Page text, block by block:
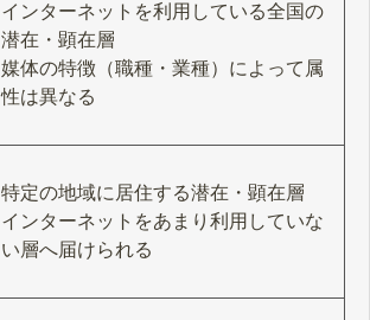
インターネットを利用している全国の
潜在・顕在層
媒体の特徴（職種・業種）によって属
性は異なる
特定の地域に居住する潜在・顕在層
インターネットをあまり利用していな
い層へ届けられる